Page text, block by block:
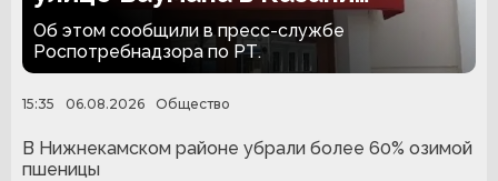
закрыли на 30 суток
Об этом сообщили в пресс-службе
Роспотребнадзора по РТ.
15:35 06.08.2026 Общество
В Нижнекамском районе убрали более 60% озимой
пшеницы